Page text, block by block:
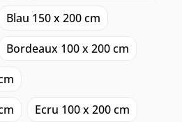
Blau 150 x 200 cm
Bordeaux 100 x 200 cm
Ecru 100 x 200 cm